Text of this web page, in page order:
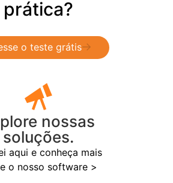
prática?
o teste grátis
nossas
soluções.
aqui e conheça mais
o nosso software >